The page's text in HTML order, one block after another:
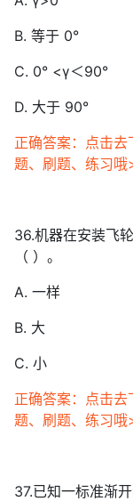
B. 等于 0°
C. 0° <γ＜90°
D. 大于 90°
正确答案：点击
题、刷题、练习哦
36.机器在安装飞
（ ）。
A. 一样
B. 大
C. 小
正确答案：点击
题、刷题、练习哦
37.已知一标准渐